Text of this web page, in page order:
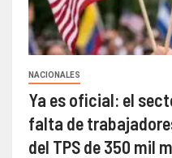
NACIONALES
Ya es oficial: el
falta de
del TPS de 350 mil